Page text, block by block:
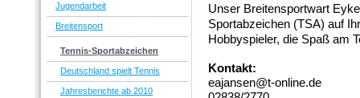
Jugendarbeit
Breitensport
Tennis-Sportabzeichen
Deutschland spielt Tennis
Jahresberichte ab 2010
Unser Breitensportwart
Sportabzeichen (TSA) auf
Hobbyspieler, die Spaß am
Kontakt:
eajansen@t-online.de